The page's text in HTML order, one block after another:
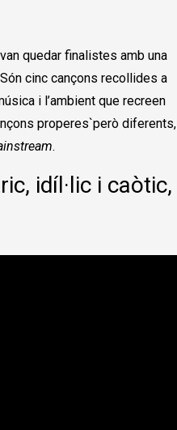
quedar finalistes amb una
cinc cançons recollides a
i l’ambient que recreen
properes`però diferents,
.
idíl·lic i caòtic,